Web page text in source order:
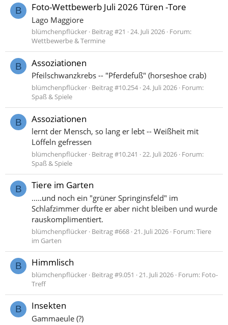
B Foto-Wettbewerb Juli 2026 Türen -Tore
Lago Maggiore
blümchenpflücker Beitrag #21 24. Juli 2026 Forum:
Wettbewerbe & Termine
B Assoziationen
Pfeilschwanzkrebs -- "Pferdefuß" (horseshoe crab)
blümchenpflücker Beitrag #10.254 24. Juli 2026 Forum:
Spaß & Spiele
B Assoziationen
lernt der Mensch, so lang er lebt -- Weißheit mit
Löffeln gefressen
blümchenpflücker Beitrag #10.241 22. Juli 2026 Forum:
Spaß & Spiele
B Tiere im Garten
.....und noch ein "grüner Springinsfeld" im
Schlafzimmer durfte er aber nicht bleiben und wurde
rauskomplimentiert.
blümchenpflücker Beitrag #668 21. Juli 2026 Forum:Tiere
im Garten
B Himmlisch
blümchenpflücker Beitrag #9.051 21. Juli 2026 Forum: Foto-
Treff
B Insekten
Gammaeule (?)